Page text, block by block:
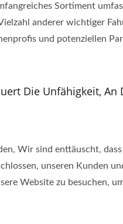
Sortiment
anderer wichtiger
und potenziellen
Die Unfähigkeit, An
Wir sind enttäuscht,
unseren Kunden
Website zu besuchen,